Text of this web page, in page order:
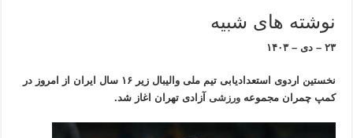
نوشته های شبیه
۲۳ – دی – ۱۴۰۳
نخستین اردوی استعدادیابی تیم ملی والیبال زیر ۱۶ سال ایران از امروز در
کمپ چمران مجموعهورزشی آزادی تهران اغاز شد.